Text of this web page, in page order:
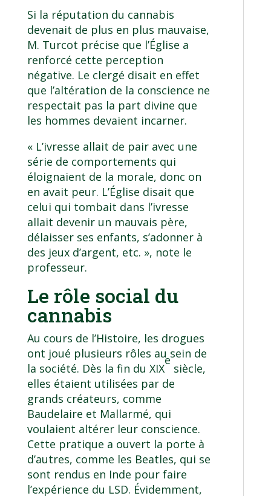
Si la réputation du cannabis
devenait de plus en plus mauvaise,
M. Turcot précise que l’Église a
renforcé cette perception
négative. Le clergé disait en effet
que l’altération de la conscience ne
respectait pas la part divine que
les hommes devaient incarner.
« L’ivresse allait de pair avec une
série de comportements qui
éloignaient de la morale, donc on
en avait peur. L’Église disait que
celui qui tombait dans l’ivresse
allait devenir un mauvais père,
délaisser ses enfants, s’adonner à
des jeux d’argent, etc. », note le
professeur.
Le rôle social du
cannabis
Au cours de l’Histoire, les drogues
ont joué plusieurs rôles au sein de
la société. Dès la fin du XIX
e
siècle,
elles étaient utilisées par de
grands créateurs, comme
Baudelaire et Mallarmé, qui
voulaient altérer leur conscience.
Cette pratique a ouvert la porte à
d’autres, comme les Beatles, qui se
sont rendus en Inde pour faire
l’expérience du LSD. Évidemment,